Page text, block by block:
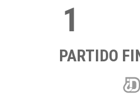
1
PARTIDO